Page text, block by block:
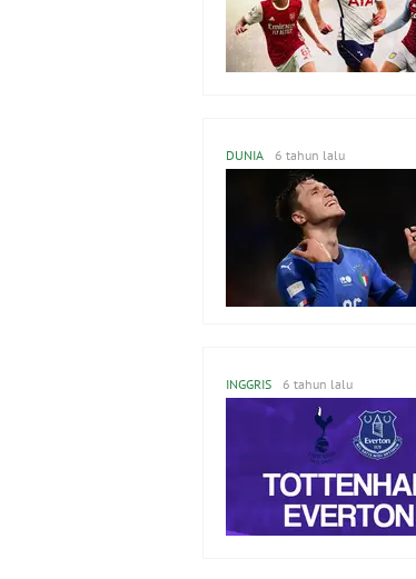
DUNIA 6 tahun lalu
INGGRIS 6 tahun lalu